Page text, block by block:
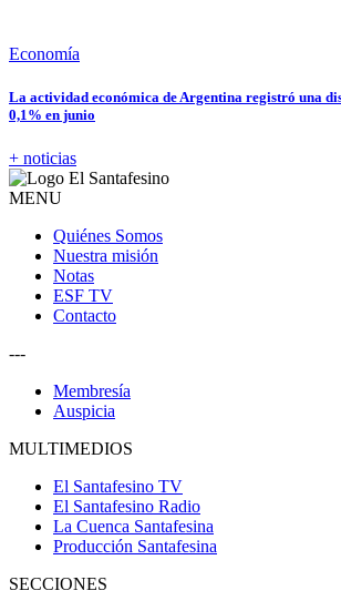
Economía
La actividad económica de Argentina registró una
0,1% en junio
+ noticias
MENU
Quiénes Somos
Nuestra misión
Notas
ESF TV
Contacto
---
Membresía
Auspicia
MULTIMEDIOS
El Santafesino TV
El Santafesino Radio
La Cuenca Santafesina
Producción Santafesina
SECCIONES